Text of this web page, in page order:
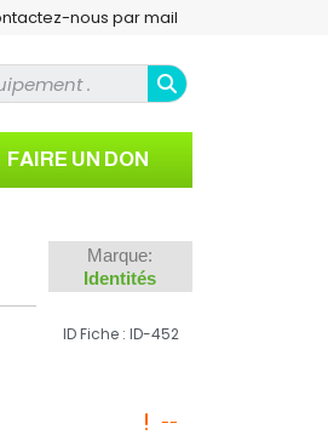
nous par mail
FAIRE UN DON
Marque:
Identités
ID Fiche : ID-452
--